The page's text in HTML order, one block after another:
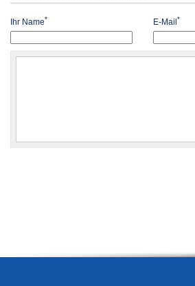
Ihr Name* E-Mail *